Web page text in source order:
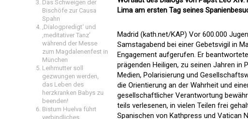
Das Schweigen der
Bischöfe zur Causa
Spahn
‚Dialogpredigt‘ und
‚meditativer Tanz’
während der Messe
zum Magdalenenfest in
München
Leihmutter soll
gezwungen werden,
das Leben des
herzkranken Babys zu
beenden!
Bistum Huelva führt
verbindliches
Lima am ersten Tag seines
Madrid (kath.net/KAP) Vor 600.000
Samstagabend bei einer Gebetsvigil in
Engagement aufgerufen. Er
prägenden Heiligen, zu seinen Jahren in
Medien, Polarisierung und
die Orientierung an der Wahrheit und
gesellschaftlicher Verantwortung
teils verlesenen, in vielen Teilen frei
Spanischen von Kathpress und Vatican